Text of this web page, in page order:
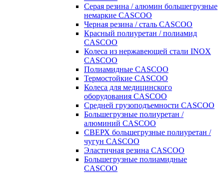
Серая резина / алюмин большегрузные
немаркие CASCOO
Черная резина / сталь CASCOO
Красный полиуретан / полиамид
CASCOO
Колеса из нержавеющей стали INOX
CASCOO
Полиамидные CASCOO
Термостойкие CASCOO
Колеса для медицинского
оборудования CASCOO
Средней грузоподъемности CASCOO
Большегрузные полиуретан /
алюминий CASCOO
СВЕРХ большегрузные полиуретан /
чугун CASCOO
Эластичная резина CASCOO
Большегрузные полиамидные
CASCOO